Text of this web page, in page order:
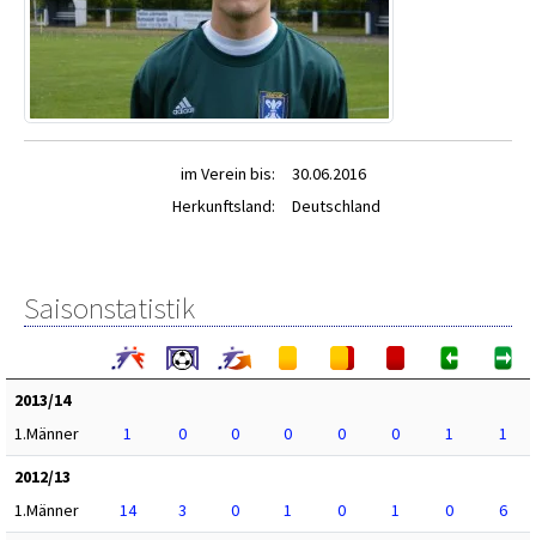
im Verein bis:
30.06.2016
Herkunftsland:
Deutschland
Saisonstatistik
2013/14
1.Männer
1 0 0 0 0 0 1
1
2012/13
1.Männer
14 3 0 1 0 1 0
6